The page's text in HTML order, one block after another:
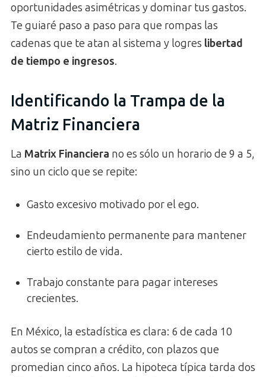
oportunidades asimétricas y dominar tus gastos.
Te guiaré paso a paso para que rompas las
cadenas que te atan al sistema y logres libertad
de tiempo e ingresos.
Identificando la Trampa de la
Matriz Financiera
La Matrix Financiera no es sólo un horario de 9 a 5,
sino un ciclo que se repite:
Gasto excesivo motivado por el ego.
Endeudamiento permanente para mantener
cierto estilo de vida.
Trabajo constante para pagar intereses
crecientes.
En México, la estadística es clara: 6 de cada 10
autos se compran a crédito, con plazos que
promedian cinco años. La hipoteca típica tarda dos